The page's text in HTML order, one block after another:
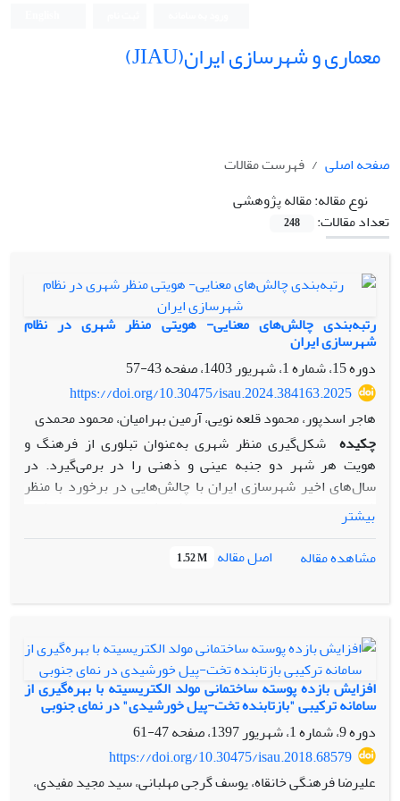
معماری و شهرسازی ایران(JIAU)
صفحه اصلی
فهرست مقالات
نوع مقاله:مقاله پژوهشی
تعداد مقالات:
248
رتبه‌بندی چالش‌های معنایی- هویتی منظر شهری در نظام
شهرسازی ایران
دوره 15، شماره 1، شهریور 1403، صفحه
43-57
https://doi.org/10.30475/isau.2024.384163.2025
هاجر اسدپور، محمود قلعه نویی، آرمین بهرامیان، محمود محمدی
چکیده شکل‌گیری منظر شهری به‌عنوان تبلوری از فرهنگ و
هویت هر شهر دو جنبه عینی و ذهنی را در برمی‌گیرد. در
سال‌های اخیر شهرسازی ایران با چالش‌هایی در برخورد با منظر
شهری روبه‌رو بوده است. باوجود پژوهش‌های متعدد انجام‌شده
در حوزه منظر شهری پرداختن به چالش‌ها با نگاهی جامع در کنار
دسته‌بندی و اولویت‌بندی آن‌ها به‌منظور رفع هر چه سریع‌ترشان
همچنان مغفول مانده است. هدف این پژوهش استخراج و
پرسش‌های پژوهش بدین ترتیب عنوان شدند که وضعیت
چالش‌های منظر شهری در شهرسازی ایران چگونه است؟ و کدام
دسته از چالش‌های معنایی-هویتی منظر شهری ایران در اولویت
برای رسیدگی قرار دارد؟. پژوهش کاربردی حاضر با روش
توصیفی-تحلیلی و پیمایشی دنبال شده و در این مسیر از ابزار
پرسشنامه، مدل تحلیل سه شاخِگی و آزمون تی و فریدمن در
نرم‌افزار SPSS استفاده گردید. نتایج نشان داد که دسته‌بندی
سه‌گانه 1) چالش‌های محتوایی (رفتاری)، 2) چالش‌های ساختاری و
بیشتر
مشاهده مقاله
اصل مقاله 1.52 M
افزایش بازده پوسته ساختمانی مولد الکتریسیته با بهره‌گیری از
سامانه ترکیبی "بازتابنده تخت-پیل خورشیدی" در نمای جنوبی
دوره 9، شماره 1، شهریور 1397، صفحه
47-61
https://doi.org/10.30475/isau.2018.68579
علیرضا فرهنگی خانقاه، یوسف گرجی مهلبانی، سید مجید مفیدی،